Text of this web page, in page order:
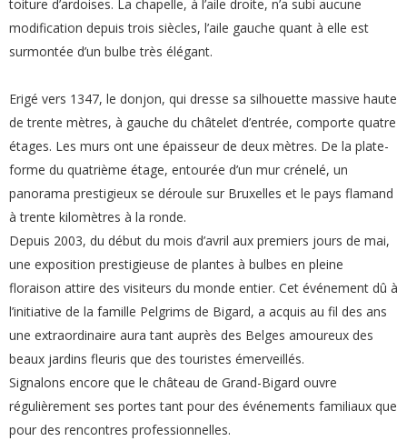
toiture d’ardoises. La chapelle, à l’aile droite, n’a subi aucune
modification depuis trois siècles, l’aile gauche quant à elle est
surmontée d’un bulbe très élégant.
Erigé vers 1347, le donjon, qui dresse sa silhouette massive haute
de trente mètres, à gauche du châtelet d’entrée, comporte quatre
étages. Les murs ont une épaisseur de deux mètres. De la plate-
forme du quatrième étage, entourée d’un mur crénelé, un
panorama prestigieux se déroule sur Bruxelles et le pays flamand
à trente kilomètres à la ronde.
Depuis 2003, du début du mois d’avril aux premiers jours de mai,
une exposition prestigieuse de plantes à bulbes en pleine
floraison attire des visiteurs du monde entier. Cet événement dû à
l’initiative de la famille Pelgrims de Bigard, a acquis au fil des ans
une extraordinaire aura tant auprès des Belges amoureux des
beaux jardins fleuris que des touristes émerveillés.
Signalons encore que le château de Grand-Bigard ouvre
régulièrement ses portes tant pour des événements familiaux que
pour des rencontres professionnelles.